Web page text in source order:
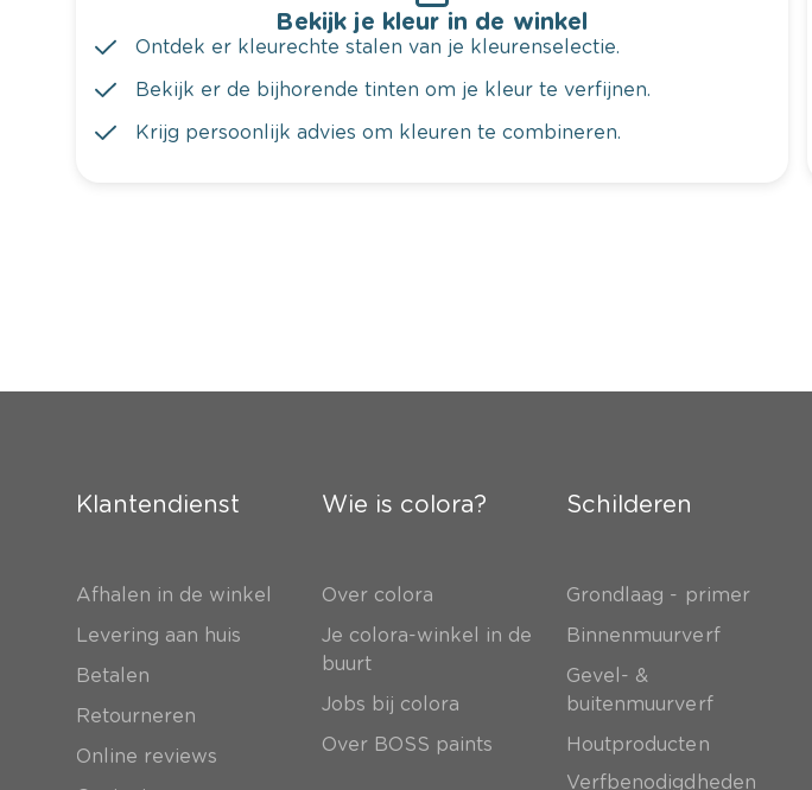
Bekijk je kleur in de winkel
Ontdek er kleurechte stalen van je kleurenselectie.
Bekijk er de bijhorende tinten om je kleur te verfijnen.
Krijg persoonlijk advies om kleuren te combineren.
Klantendienst
Afhalen in de winkel
Levering aan huis
Betalen
Retourneren
Online reviews
Wie is colora?
Over colora
Je colora-winkel in de
buurt
Jobs bij colora
Over BOSS paints
Schilderen
Grondlaag - primer
Binnenmuurverf
Gevel- &
buitenmuurverf
Houtproducten
Verfbenodigdheden